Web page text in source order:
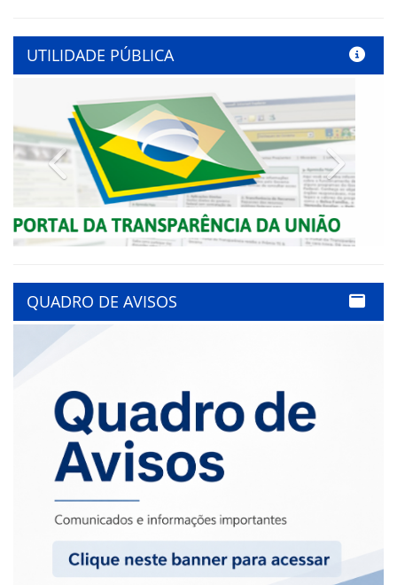
UTILIDADE PÚBLICA
Previous
QUADRO DE AVISOS